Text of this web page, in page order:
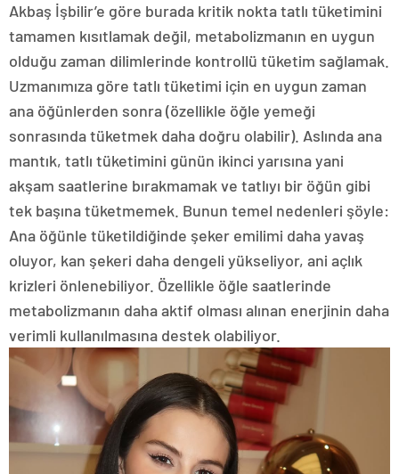
Akbaş İşbilir’e göre burada kritik nokta tatlı tüketimini
tamamen kısıtlamak değil, metabolizmanın en uygun
olduğu zaman dilimlerinde kontrollü tüketim sağlamak.
Uzmanımıza göre tatlı tüketimi için en uygun zaman
ana öğünlerden sonra (özellikle öğle yemeği
sonrasında tüketmek daha doğru olabilir). Aslında ana
mantık, tatlı tüketimini günün ikinci yarısına yani
akşam saatlerine bırakmamak ve tatlıyı bir öğün gibi
tek başına tüketmemek. Bunun temel nedenleri şöyle:
Ana öğünle tüketildiğinde şeker emilimi daha yavaş
oluyor, kan şekeri daha dengeli yükseliyor, ani açlık
krizleri önlenebiliyor. Özellikle öğle saatlerinde
metabolizmanın daha aktif olması alınan enerjinin daha
verimli kullanılmasına destek olabiliyor.